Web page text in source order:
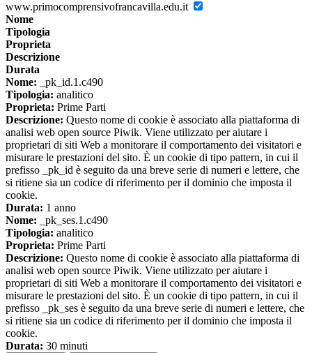
www.primocomprensivofrancavilla.edu.it
Nome
Tipologia
Proprieta
Descrizione
Durata
Nome: _pk_id.1.c490
Tipologia: analitico
Proprieta: Prime Parti
Descrizione: Questo nome di cookie è associato alla piattaforma di
analisi web open source Piwik. Viene utilizzato per aiutare i
proprietari di siti Web a monitorare il comportamento dei visitatori e
misurare le prestazioni del sito. È un cookie di tipo pattern, in cui il
prefisso _pk_id è seguito da una breve serie di numeri e lettere, che
si ritiene sia un codice di riferimento per il dominio che imposta il
cookie.
Durata: 1 anno
Nome: _pk_ses.1.c490
Tipologia: analitico
Proprieta: Prime Parti
Descrizione: Questo nome di cookie è associato alla piattaforma di
analisi web open source Piwik. Viene utilizzato per aiutare i
proprietari di siti Web a monitorare il comportamento dei visitatori e
misurare le prestazioni del sito. È un cookie di tipo pattern, in cui il
prefisso _pk_ses è seguito da una breve serie di numeri e lettere, che
si ritiene sia un codice di riferimento per il dominio che imposta il
cookie.
Durata: 30 minuti